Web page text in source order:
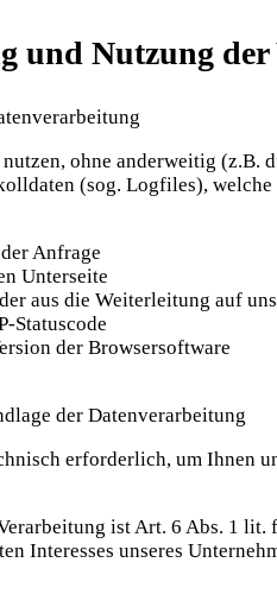
und Nutzung der
nutzen, ohne anderweitig
(sog. Logfiles),
Anfrage
Unterseite
aus die Weiterleitung auf
Statuscode
der Browsersoftware
der Datenverarbeitung
erforderlich, um Ihnen
ist Art. 6 Abs. 1
Interesses unseres